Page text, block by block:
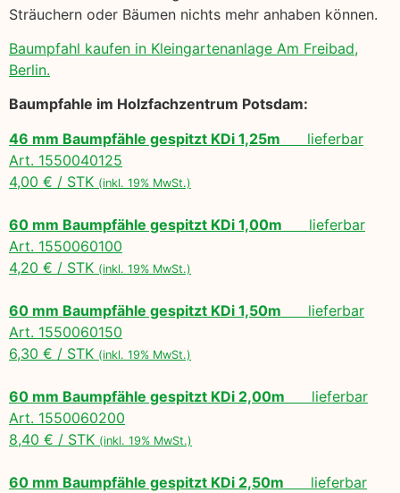
Sträuchern oder Bäumen nichts mehr anhaben können.
Baumpfahl kaufen in Kleingartenanlage Am Freibad,
Berlin.
Baumpfahle im Holzfachzentrum Potsdam:
46 mm Baumpfähle gespitzt KDi 1,25m lieferbar
Art. 1550040125
4,00 € / STK (inkl. 19% MwSt.)
60 mm Baumpfähle gespitzt KDi 1,00m lieferbar
Art. 1550060100
4,20 € / STK (inkl. 19% MwSt.)
60 mm Baumpfähle gespitzt KDi 1,50m lieferbar
Art. 1550060150
6,30 € / STK (inkl. 19% MwSt.)
60 mm Baumpfähle gespitzt KDi 2,00m lieferbar
Art. 1550060200
8,40 € / STK (inkl. 19% MwSt.)
60 mm Baumpfähle gespitzt KDi 2,50m lieferbar